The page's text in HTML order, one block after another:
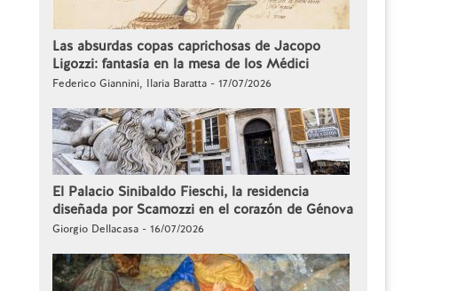
Las absurdas copas caprichosas de Jacopo
Ligozzi: fantasía en la mesa de los Médici
Federico Giannini, Ilaria Baratta - 17/07/2026
El Palacio Sinibaldo Fieschi, la residencia
diseñada por Scamozzi en el corazón de Génova
Giorgio Dellacasa - 16/07/2026